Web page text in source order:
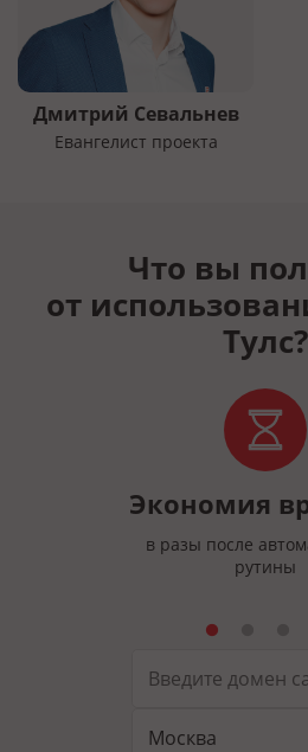
Дмитрий Севальнев
Евангелист проекта
Что вы
от
Тулс?
Экономия
в разы после
рутины
Москва